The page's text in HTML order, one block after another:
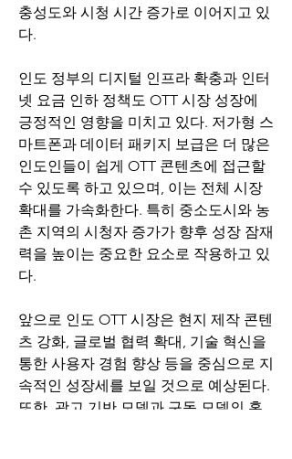
충성도와 시청 시간 증가로 이어지고 있
다.
인도 정부의 디지털 인프라 확충과 인터
넷 요금 인하 정책도 OTT 시장 성장에
긍정적인 영향을 미치고 있다. 저가형 스
마트폰과 데이터 패키지 보급은 더 많은
인도인들이 쉽게 OTT 콘텐츠에 접근할
수 있도록 하고 있으며, 이는 전체 시장
확대를 가속화한다. 특히 중소도시와 농
촌 지역의 시청자 증가가 향후 성장 잠재
력을 높이는 중요한 요소로 작용하고 있
다.
앞으로 인도 OTT 시장은 현지 제작 콘텐
츠 강화, 글로벌 협력 확대, 기술 혁신을
통한 사용자 경험 향상 등을 중심으로 지
속적인 성장세를 보일 것으로 예상된다.
또한, 광고 기반 모델과 구독 모델의 혼